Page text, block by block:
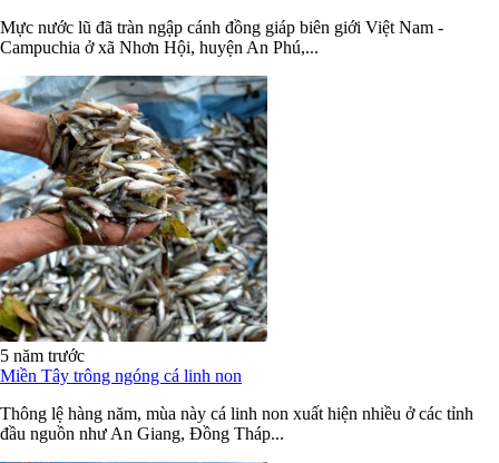
Mực nước lũ đã tràn ngập cánh đồng giáp biên giới Việt Nam -
Campuchia ở xã Nhơn Hội, huyện An Phú,...
5 năm trước
Miền Tây trông ngóng cá linh non
Thông lệ hàng năm, mùa này cá linh non xuất hiện nhiều ở các tỉnh
đầu nguồn như An Giang, Đồng Tháp...